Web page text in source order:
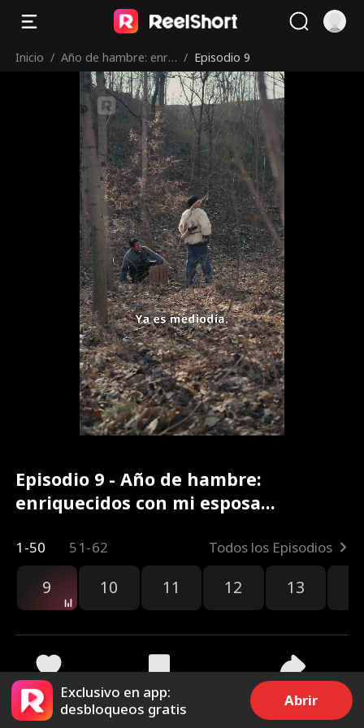
Inicio / Año de hambre: enri
quecidos con mi esp
osa silenciosa
/ Episodio 9
Episodio 9 - Año de hambre:
enriquecidos con mi esposa
1-50 51-62 Todos los Episodios
9 10 11 12 13
2.9k 8.2k Compartir
Exclusivo en app:
desbloqueos gratis
Abrir